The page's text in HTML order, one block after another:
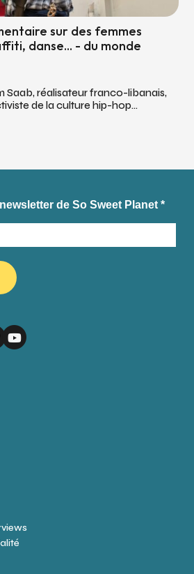
sur des femmes
danse... - du monde
Saab, réalisateur franco-libanais,
de la culture hip-hop...
de So Sweet Planet*